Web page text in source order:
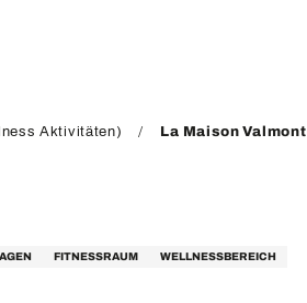
Aktivitäten) La Maison Valmont
FITNESSRAUM WELLNESSBEREICH